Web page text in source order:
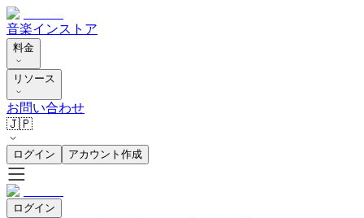
音楽インストア
料金
リソース
お問い合わせ
🇯🇵
ログイン アカウント作成
ログイン